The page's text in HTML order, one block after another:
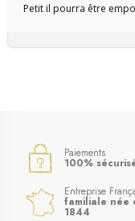
Petit il pourra être
Paiements
100%
Entreprise
familiale née
1844